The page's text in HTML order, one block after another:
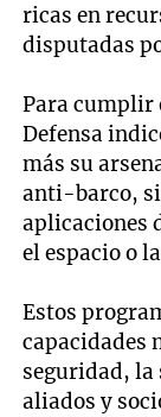
ricas en
disputadas
Para cumplir
Defensa
más su
anti-barco,
aplicaciones
el espacio o
Estos
capacidades
seguridad, la
aliados y